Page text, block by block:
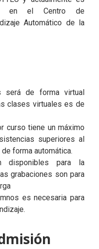
en el Centro de
Automático de la
de forma virtual
clases virtuales es de
curso tiene un máximo
superiores al
forma automática.
disponibles para la
grabaciones son para
es necesaria para